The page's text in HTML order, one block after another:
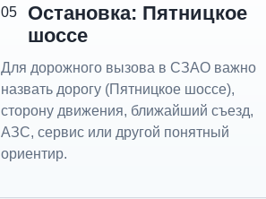
05
Остановка: Пятницкое
шоссе
Для дорожного вызова в СЗАО важно
назвать дорогу (Пятницкое шоссе),
сторону движения, ближайший съезд,
АЗС, сервис или другой понятный
ориентир.